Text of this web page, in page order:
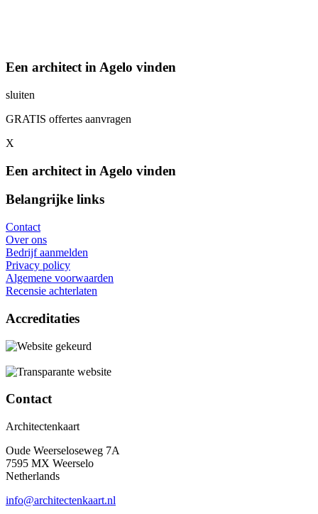
Een architect in Agelo vinden
sluiten
GRATIS offertes aanvragen
X
Een architect in Agelo vinden
Belangrijke links
Contact
Over ons
Bedrijf aanmelden
Privacy policy
Algemene voorwaarden
Recensie achterlaten
Accreditaties
Contact
Architectenkaart
Oude Weerseloseweg 7A
7595 MX Weerselo
Netherlands
info@architectenkaart.nl